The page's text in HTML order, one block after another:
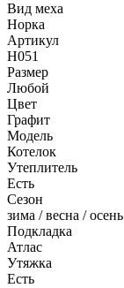
Вид меха
Норка
Артикул
Н051
Размер
Любой
Цвет
Графит
Модель
Котелок
Утеплитель
Есть
Сезон
зима / весна / осень
Подкладка
Атлас
Утяжка
Есть